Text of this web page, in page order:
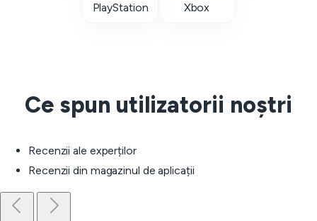
PlayStation
Xbox
Ce spun utilizatorii noștri
Recenzii ale experților
Recenzii din magazinul de aplicații